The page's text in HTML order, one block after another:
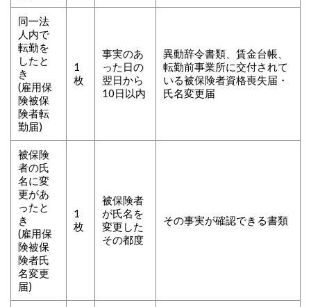
同一法
人内で
転勤を
したと
き
(雇用保
険被保
険者転
勤届)
1
枚
事実のあ
った日の
翌日から
10日以内
異動辞令書類、賃金台帳、
転勤前事業所に交付されて
いる被保険者資格喪失届・
氏名変更届
被保険
者の氏
名に変
更があ
ったと
き
(雇用保
険被保
険者氏
名変更
届)
1
枚
被保険者
が氏名を
変更した
その都度
その事実が確認できる書類